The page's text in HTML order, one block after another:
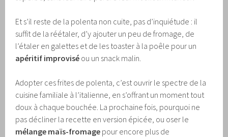
Et s’il reste de la polenta non cuite, pas d’inquiétude : il
suffit de la réétaler, d’y ajouter un peu de fromage, de
l’étaler en galettes et de les toaster à la poêle pour un
apéritif improvisé ou un snack malin.
Adopter ces frites de polenta, c’est ouvrir le spectre de la
cuisine familiale à l’italienne, en s’offrant un moment tout
doux à chaque bouchée. La prochaine fois, pourquoi ne
pas décliner la recette en version épicée, ou oser le
mélange maïs-fromage pour encore plus de